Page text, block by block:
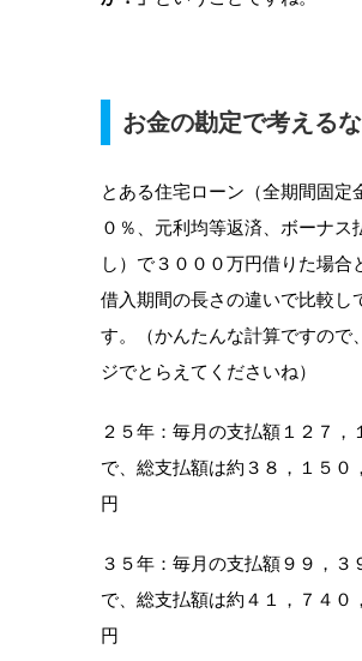
お金の勘定で考える
とある住宅ローン（全期間固定
０％、元利均等返済、ボーナス
し）で３０００万円借りた場合
借入期間の長さの違いで比較し
す。（かんたんな計算ですので
ジでとらえてくださいね）
２５年：毎月の支払額１２７，
で、総支払額は約３８，１５０
円
３５年：毎月の支払額９９，３
で、総支払額は約４１，７４０
円